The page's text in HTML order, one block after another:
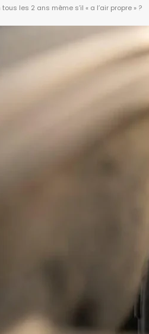
les 2 ans même s’il « a l’air propre » ?